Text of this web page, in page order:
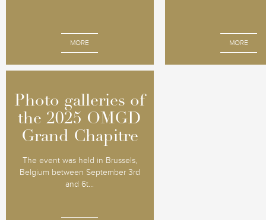
MORE MORE
Photo galleries of
the 2025 OMGD
Grand Chapitre
The event was held in Brussels,
Belgium between September 3rd
and 6t...
Photo galleries of
the 2025 OMGD
Grand Chapitre